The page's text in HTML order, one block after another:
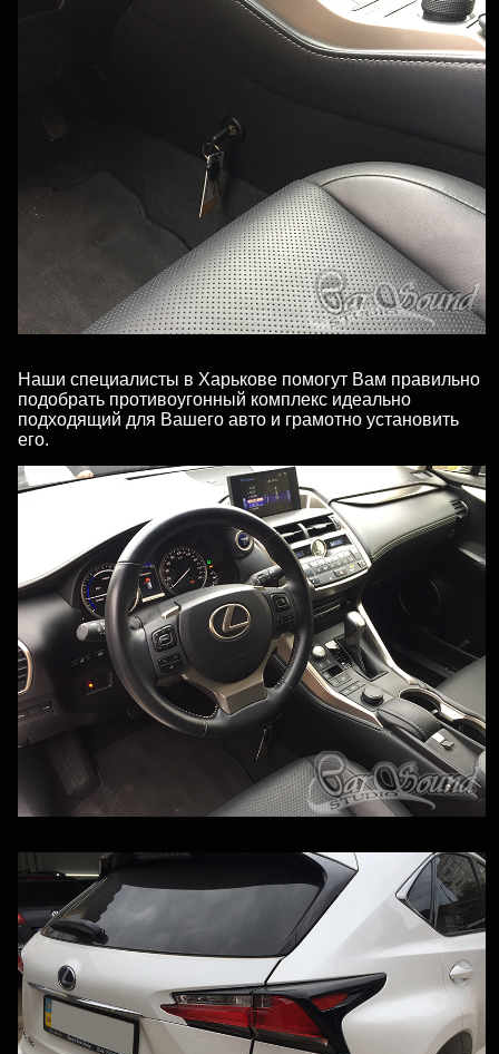
Наши специалисты в Харькове помогут Вам правильно
подобрать противоугонный комплекс идеально
подходящий для Вашего авто и грамотно установить
его.